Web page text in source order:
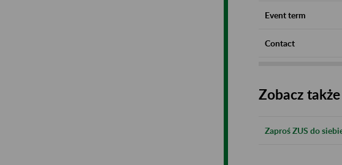
Event term
Contact
Zobacz także
Zaproś ZUS do